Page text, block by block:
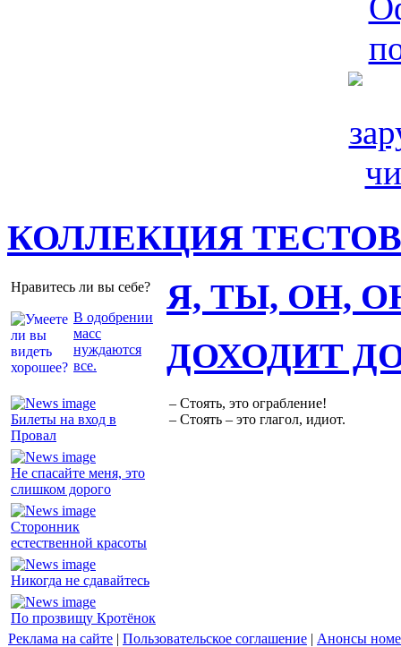
КОЛЛЕКЦИЯ ТЕСТОВ
Нравитесь ли вы себе?
В одобрении
масс
нуждаются
все.
Я, ТЫ, ОН,
Билеты на вход в
Провал
Не спасайте меня, это
слишком дорого
Сторонник
естественной красоты
Никогда не сдавайтесь
По прозвищу Кротёнок
ДОХОДИТ
– Стоять, это ограбление!
– Стоять – это глагол, идиот.
Реклама на сайте | Пользовательское соглашение | Анонсы